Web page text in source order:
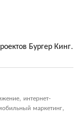
Бургер Кинг.
интернет-
маркетинг,